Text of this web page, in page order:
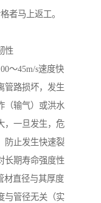
者马上返工。
性
～45m/s速度快
管路损坏，发生
（输气）或洪水
，一旦发生，危
防止发生快速裂
长期寿命强度性
材直径与其厚度
与管径无关（实